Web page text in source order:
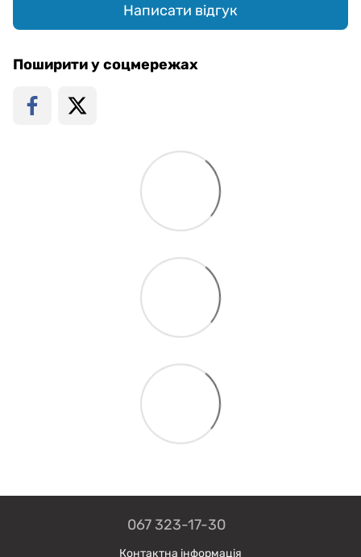
Написати відгук
Поширити у соцмережах
067 323-17-30
Контактна інформація